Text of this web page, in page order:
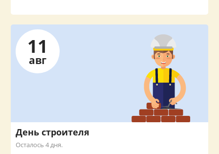
11
авг
День строителя
Осталось 4 дня.